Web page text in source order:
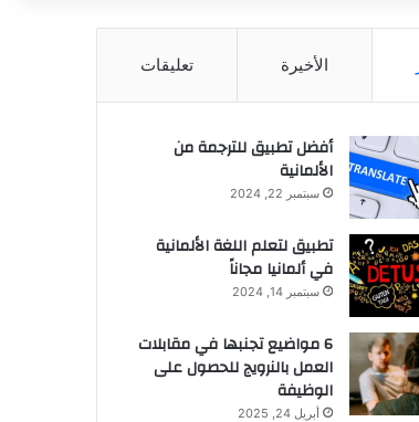
الأخيرة تعليقات
أفضل تطبيق للترجمة من
الألمانية
سبتمبر 22, 2024
تطبيق لتعلم اللغة الألمانية
في ألمانيا مجاناً
سبتمبر 14, 2024
6 مواضيع تجنبها في مقابلات
العمل بالنرويج للحصول على
الوظيفة
أبريل 24, 2025